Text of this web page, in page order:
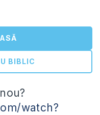
BIBLIC
watch?